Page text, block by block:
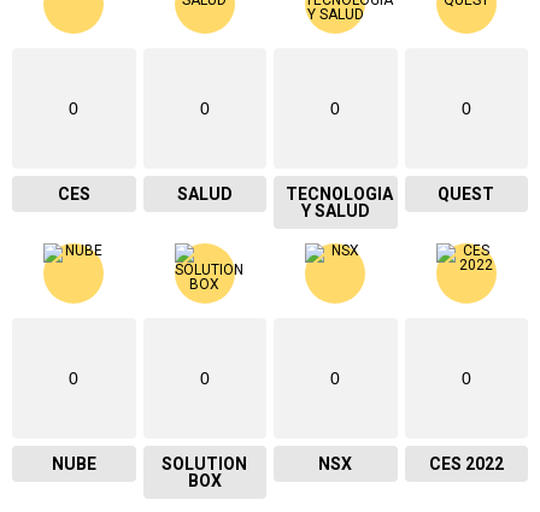
0
CES
0
SALUD
0
TECNOLOGIA
Y SALUD
0
QUEST
0
NUBE
0
SOLUTION
BOX
0
NSX
0
CES 2022